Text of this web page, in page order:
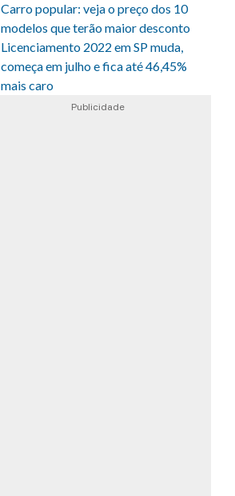
Carro popular: veja o preço dos 10
modelos que terão maior desconto
Licenciamento 2022 em SP muda,
começa em julho e fica até 46,45%
mais caro
Publicidade